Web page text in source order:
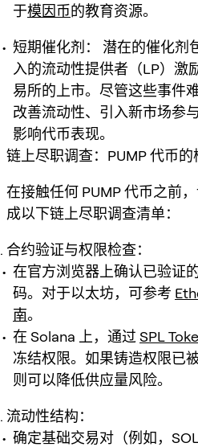
于模因币的教育资源。
短期催化剂：
潜在的催化剂
入的流动性提供者（LP）激
易所的上市。尽管这些事件
改善流动性、引入新市场参
影响代币表现。
链上尽职调查：PUMP 代币的
在接触任何 PUMP 代币之前
成以下链上尽职调查清单：
合约验证与权限检查：
在官方浏览器上确认已验证
码。对于以太坊，可参考
南。
在 Solana 上，通过 SPL
冻结权限。如果铸造权限已
则可以降低供应量风险。
流动性结构：
确定基础交易对（例如，